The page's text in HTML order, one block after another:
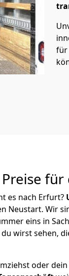
für
es nach Erfurt?
Neustart. Wir
eins in
wirst sehen,
oder